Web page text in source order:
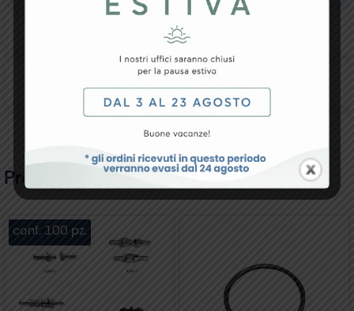
Prodotti Correlati
conf. 100 pz.